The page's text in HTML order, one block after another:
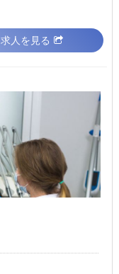
求人を見る